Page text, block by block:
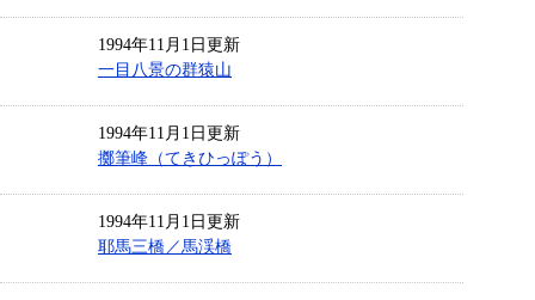
1994年11月1日更新
一目八景の群猿山
1994年11月1日更新
擲筆峰（てきひっぽう）
1994年11月1日更新
耶馬三橋／馬渓橋